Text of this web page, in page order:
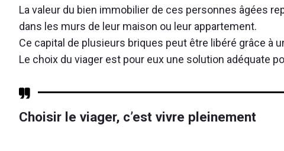
La valeur du bien immobilier de ces personnes âgées
dans les murs de leur maison ou leur appartement.
Ce capital de plusieurs briques peut être libéré grâce à
Le choix du viager est pour eux une solution adéquate
Choisir le viager, c’est vivre pleinement